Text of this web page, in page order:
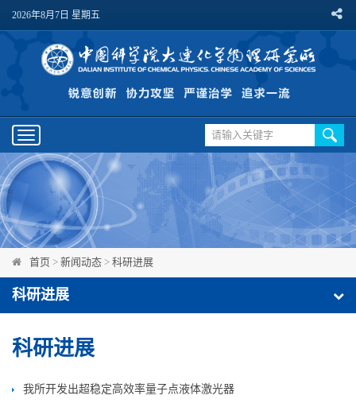
2026年8月7日 星期五
Toggle
navigation
首页 > 新闻动态 > 科研进展
科研进展
科研进展
我所开发出超稳定高效率量子点液体激光器